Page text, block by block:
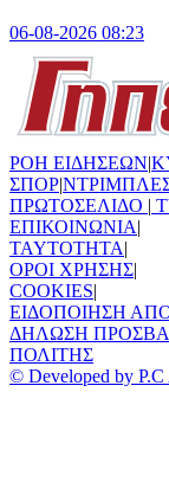
06-08-2026 08:23
ΡΟΗ ΕΙΔΗΣΕΩΝ|
ΣΠΟΡ|
ΠΡΩΤΟΣΕΛΙΔΟ |
ΕΠΙΚΟΙΝΩΝΙΑ|
TAYTOTHTA|
ΟΡΟΙ ΧΡΗΣΗΣ|
COOKIES|
ΕΙΔΟΠΟΙΗΣΗ
ΔΗΛΩΣΗ
ΠΟΛΙΤΗΣ
© Developed by